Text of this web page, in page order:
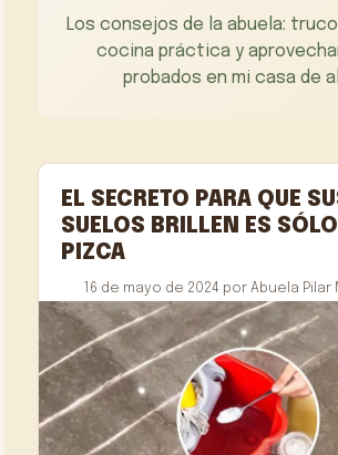
Los consejos de la abuela:
cocina práctica y
probados en mi casa de
EL SECRETO PARA QUE
SUELOS BRILLEN ES SÓLO
PIZCA
16 de mayo de 2024 por Abuela Pilar